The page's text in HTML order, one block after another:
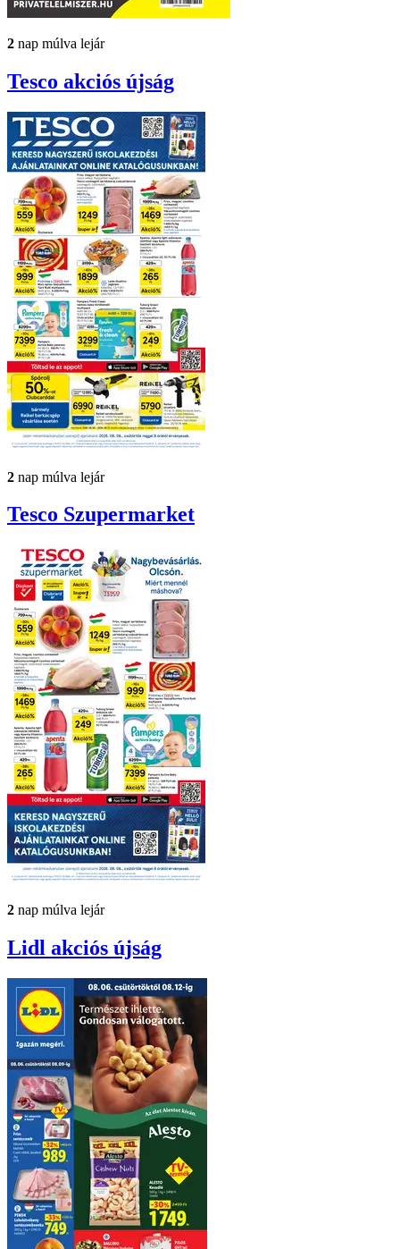
2 nap múlva lejár
Tesco akciós újság
2 nap múlva lejár
Tesco Szupermarket
2 nap múlva lejár
Lidl akciós újság